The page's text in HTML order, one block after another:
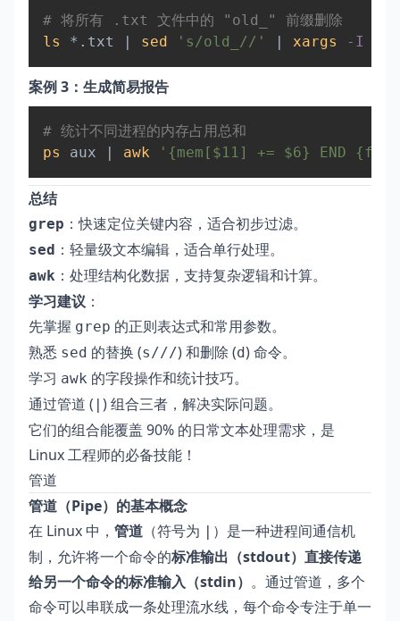
# 将所有 .txt 文件中的 "old_" 前缀删除
ls
*.txt | sed 's/old_//' | xargs -I
Copy
案例 3：生成简易报告
# 统计不同进程的内存占用总和
ps
aux | awk '{mem[$11] += $6} END
总结
grep ：快速定位关键内容，适合初步过滤。
sed ：轻量级文本编辑，适合单行处理。
awk ：处理结构化数据，支持复杂逻辑和计算。
学习建议 ：
先掌握 grep 的正则表达式和常用参数。
熟悉 sed 的替换 (s///) 和删除 (d) 命令。
学习 awk 的字段操作和统计技巧。
通过管道 ( | ) 组合三者，解决实际问题。
它们的组合能覆盖 90% 的日常文本处理需求，是
Linux 工程师的必备技能！
管道
管道（Pipe）的基本概念
在 Linux 中， 管道 （符号为 | ）是一种进程间通信机
制，允许将一个命令的标准输出（stdout） 直接传递
给另一个命令的标准输入（stdin） 。通过管道，多个
命令可以串联成一条处理流水线，每个命令专注于单一